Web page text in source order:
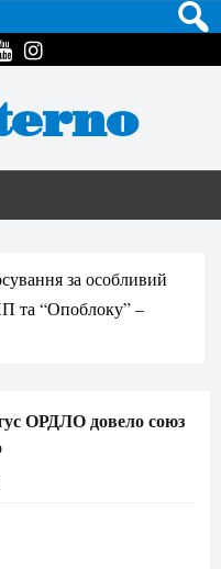
за особливий
та “Опоблоку” –
ОРДЛО довело союз